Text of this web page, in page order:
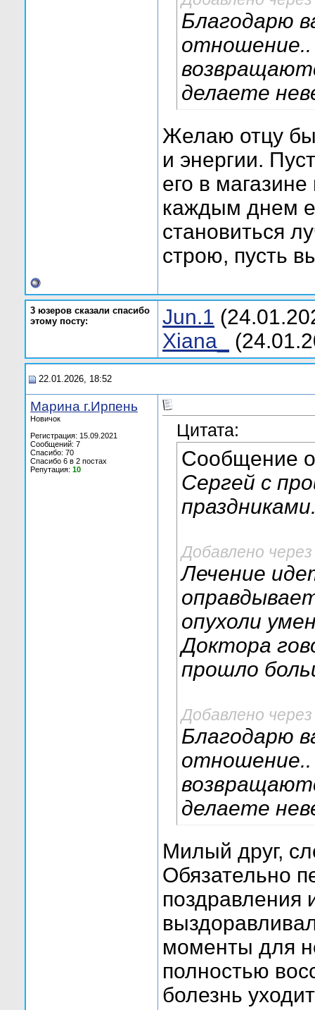
Благодарю
делаете
Желаю отцу
и энергии.
его в
каждым днем
становиться
строю, пусть
3 юзеров сказали спасибо
этому посту:
Jun.1
Xiana_
22.01.2026, 18:52
Марина г.Ирпень
Новичок
Регистрация: 15.09.2021
Сообщений: 7
Спасибо: 70
Спасибо 6 в 2 постах
Репутация: 10
Цитата:
Сообщение
Сергей с
Добавлено
Лечение
опухоли
Доктора
прошло
Добавлено
Благодарю
делаете
Милый друг,
Обязательно
поздравления
моменты для
полностью
болезнь